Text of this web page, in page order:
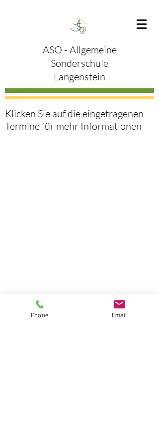
ASO - Allgemeine
Sonderschule
Langenstein
Klicken Sie auf die eingetragenen
Termine für mehr Informationen
Phone Email